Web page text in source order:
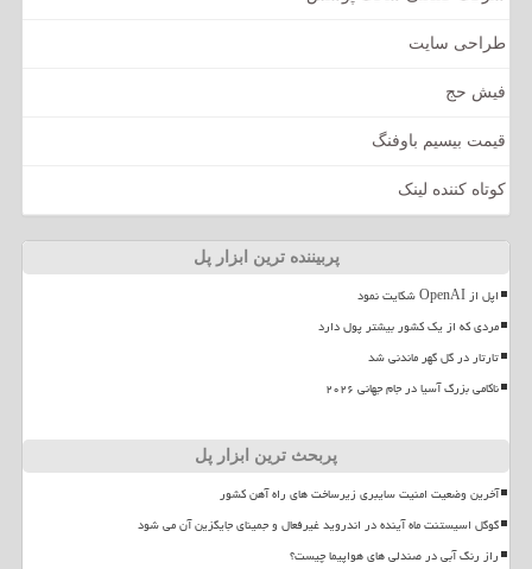
طراحی سایت
فیش حج
قیمت بیسیم باوفنگ
کوتاه کننده لینک
پربیننده ترین ابزار پل
اپل از OpenAI شکایت نمود
مردی که از یک کشور بیشتر پول دارد
تارتار در گل گهر ماندنی شد
ناکامی بزرگ آسیا در جام جهانی ۲۰۲۶
پربحث ترین ابزار پل
آخرین وضعیت امنیت سایبری زیرساخت های راه آهن کشور
گوگل اسیستنت ماه آینده در اندروید غیرفعال و جمینای جایگزین آن می شود
راز رنگ آبی در صندلی های هواپیما چیست؟